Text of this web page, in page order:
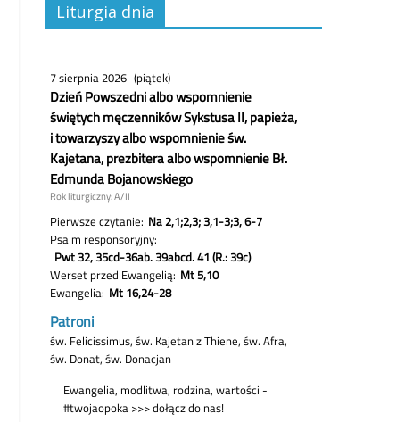
Liturgia dnia